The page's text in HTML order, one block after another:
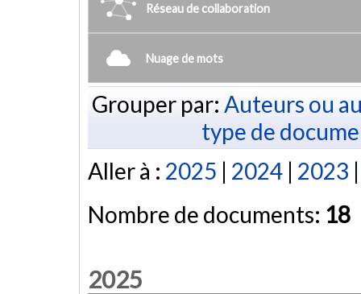
Réseau de collaboration
Nuage de mots
Grouper par: Auteurs ou
type de
Aller à : 2025 | 2024 | 2023
Nombre de documents: 18
2025